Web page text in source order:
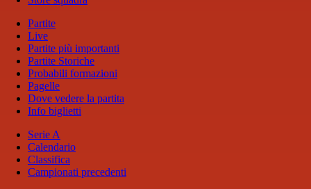
Partite
Live
Partite più importanti
Partite Storiche
Probabili formazioni
Pagelle
Dove vedere la partita
Info biglietti
Serie A
Calendario
Classifica
Campionati precedenti